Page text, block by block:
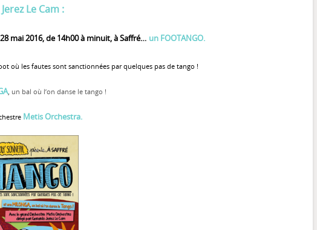
Le Cam :
2016, de 14h00 à minuit, à Saffré… un FOOTANGO.
où les fautes sont sanctionnées par quelques pas de tango !
, un bal où l’on danse le tango !
Metis Orchestra.